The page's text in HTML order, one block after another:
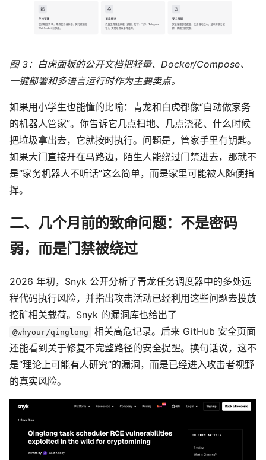
图 3：白虎面板的公开文档把轻量、Docker/Compose、
一键部署和多语言运行时作为主要卖点。
如果用小学生也能懂的比喻：青龙和白虎都像“自动做家务
的机器人管家”。你告诉它几点扫地、几点浇花、什么时候
把垃圾拿出去，它就按时执行。问题是，管家手里有钥匙。
如果大门直接开在马路边，陌生人能绕过门禁进去，那就不
是“家务机器人不听话”这么简单，而是家里可能被人随便指
挥。
二、几个月前的致命问题：不是密码
弱，而是门禁被绕过
2026 年初，Snyk 公开分析了青龙任务调度器中的多处远
程代码执行风险，并指出攻击活动已经利用这些问题去投放
挖矿相关载荷。Snyk 的漏洞库也给出了
@whyour/qinglong
相关高危记录。后来 GitHub 安全页面
还能看到关于修复不完整路径的安全提醒。换句话说，这不
是“理论上可能有人研究”的漏洞，而是已经进入攻击者视野
的真实风险。